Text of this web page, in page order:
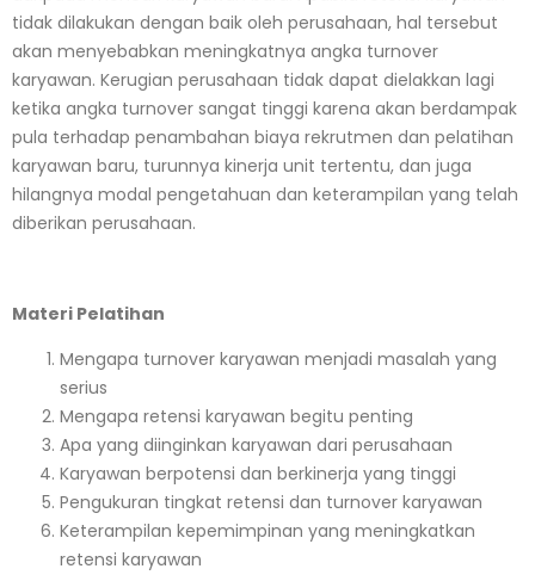
tidak dilakukan dengan baik oleh perusahaan, hal tersebut
akan menyebabkan meningkatnya angka turnover
karyawan. Kerugian perusahaan tidak dapat dielakkan lagi
ketika angka turnover sangat tinggi karena akan berdampak
pula terhadap penambahan biaya rekrutmen dan pelatihan
karyawan baru, turunnya kinerja unit tertentu, dan juga
hilangnya modal pengetahuan dan keterampilan yang telah
diberikan perusahaan.
Materi Pelatihan
Mengapa turnover karyawan menjadi masalah yang
serius
Mengapa retensi karyawan begitu penting
Apa yang diinginkan karyawan dari perusahaan
Karyawan berpotensi dan berkinerja yang tinggi
Pengukuran tingkat retensi dan turnover karyawan
Keterampilan kepemimpinan yang meningkatkan
retensi karyawan